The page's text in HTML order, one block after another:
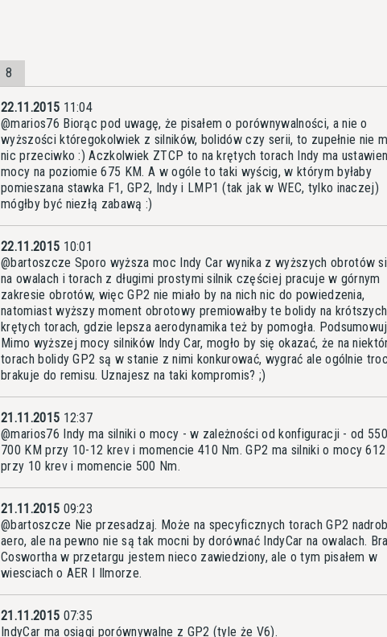
8
22.11.2015 11:04
@marios76 Biorąc pod uwagę, że pisałem o porównywalności, a nie o
wyższości któregokolwiek z silników, bolidów czy serii, to zupełnie nie
nic przeciwko :) Aczkolwiek ZTCP to na krętych torach Indy ma
mocy na poziomie 675 KM. A w ogóle to taki wyścig, w którym byłaby
pomieszana stawka F1, GP2, Indy i LMP1 (tak jak w WEC, tylko inaczej)
mógłby być niezłą zabawą :)
22.11.2015 10:01
@bartoszcze Sporo wyższa moc Indy Car wynika z wyższych obrotów
na owalach i torach z długimi prostymi silnik częściej pracuje w górnym
zakresie obrotów, więc GP2 nie miało by na nich nic do powiedzenia,
natomiast wyższy moment obrotowy premiowałby te bolidy na
krętych torach, gdzie lepsza aerodynamika też by pomogła.
Mimo wyższej mocy silników Indy Car, mogło by się okazać, że na
torach bolidy GP2 są w stanie z nimi konkurować, wygrać ale ogólnie
brakuje do remisu. Uznajesz na taki kompromis? ;)
21.11.2015 12:37
@marios76 Indy ma silniki o mocy - w zależności od konfiguracji - od
700 KM przy 10-12 krev i momencie 410 Nm. GP2 ma silniki o mocy
przy 10 krev i momencie 500 Nm.
21.11.2015 09:23
@bartoszcze Nie przesadzaj. Może na specyficznych torach GP2
aero, ale na pewno nie są tak mocni by dorównać IndyCar na owalach.
Coswortha w przetargu jestem nieco zawiedziony, ale o tym pisałem w
wiesciach o AER I Ilmorze.
21.11.2015 07:35
IndyCar ma osiągi porównywalne z GP2 (tyle że V6).